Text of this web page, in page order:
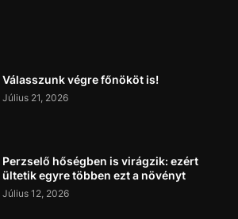
Válasszunk végre főnököt is!
Július 21, 2026
Perzselő hőségben is virágzik: ezért
ültetik egyre többen ezt a növényt
Július 12, 2026